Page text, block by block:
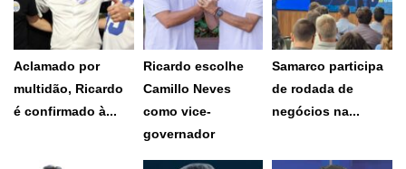
Aclamado por
multidão, Ricardo
é confirmado à...
Ricardo escolhe
Camillo Neves
como vice-
governador
Samarco participa
de rodada de
negócios na...